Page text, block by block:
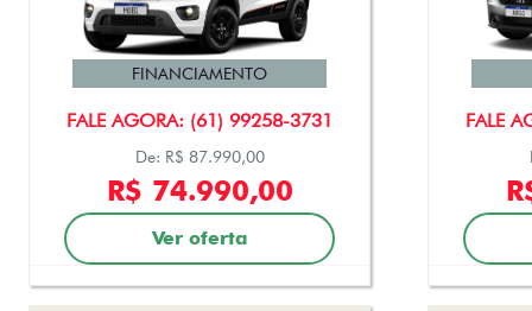
FALE AGORA: (61) 99258-3731
FINANCIAMENTO
De: R$ 87.990,00
R$ 74.990,00
Ver oferta
FALE